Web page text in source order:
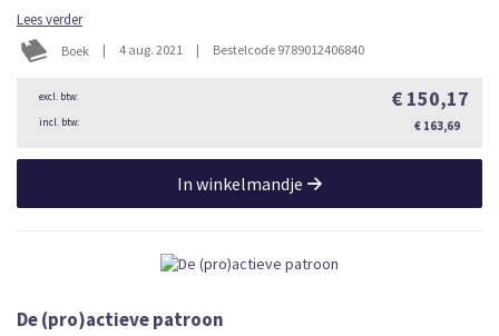
Lees verder
Boek | 4 aug. 2021 | Bestelcode 9789012406840
€ 150,17
€ 163,69
In winkelmandje
De (pro)actieve patroon